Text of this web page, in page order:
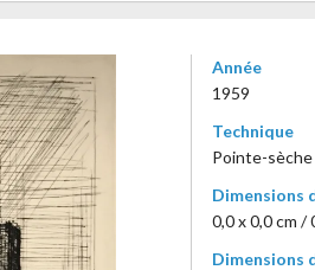
Année
1959
Technique
Pointe-sèche
Dimensions
0,0 x 0,0 cm /
Dimensions